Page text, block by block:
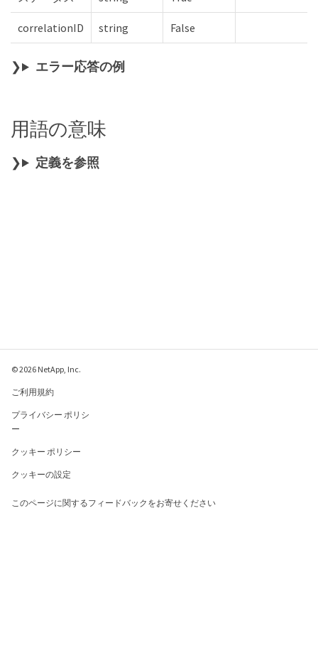
correlationID string False
エラー応答の例
用語の意味
定義を参照
© 2026 NetApp, Inc.
ご利用規約
プライバシー ポリシ
ー
クッキー ポリシー
クッキーの設定
このページに関するフィードバックをお寄せください